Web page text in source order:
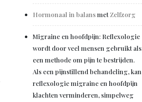
Hormonaal in balansmetZelfzorg
Migraine en hoofdpijn: Reflexologie
wordt door veel mensen gebruikt als
een methode om pijn te bestrijden.
Als een pijnstillend behandeling, kan
reflexologie migraine en hoofdpijn
klachten verminderen, simpelweg